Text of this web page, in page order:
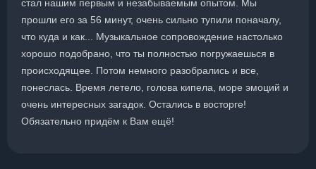
стал нашим первым и незабываемым опытом. Мы
прошли его за 56 минут, очень сильно тупили поначалу,
что куда и как... Музыкальное сопровождение настолько
хорошо подобрано, что ты полностью погружаешься в
происходящее. Потом немного разобрались и все,
понеслась. Время летело, голова кипела, море эмоций и
очень интересных загадок. Остались в восторге!
Обязательно придём к Вам ещё!